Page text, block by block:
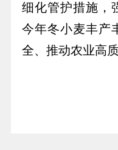
细化管护措施，
今年冬小麦丰产
全、推动农业高